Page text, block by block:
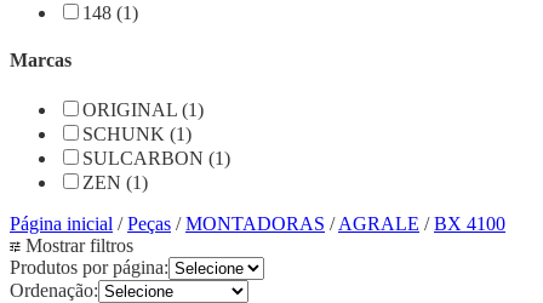
148 (1)
Marcas
ORIGINAL (1)
SCHUNK (1)
SULCARBON (1)
ZEN (1)
Página inicial /Peças /MONTADORAS /AGRALE /BX 4100
Mostrar filtros
Produtos por página:
Ordenação: